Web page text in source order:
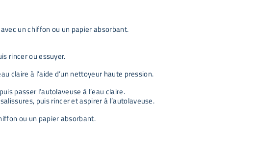
un chiffon ou un papier absorbant.
rincer ou essuyer.
claire à l’aide d’un nettoyeur haute pression.
passer l’autolaveuse à l’eau claire.
puis rincer et aspirer à l’autolaveuse.
ou un papier absorbant.